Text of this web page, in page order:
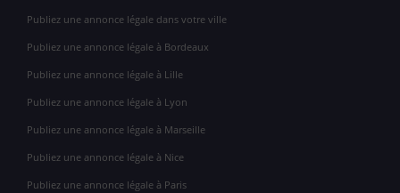
Publiez une annonce légale dans votre ville
Publiez une annonce légale à Bordeaux
Publiez une annonce légale à Lille
Publiez une annonce légale à Lyon
Publiez une annonce légale à Marseille
Publiez une annonce légale à Nice
Publiez une annonce légale à Paris